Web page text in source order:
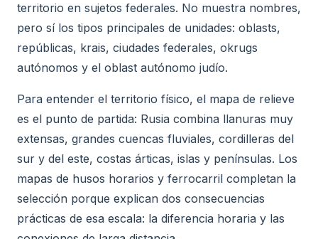
territorio en sujetos federales. No muestra nombres,
pero sí los tipos principales de unidades: oblasts,
repúblicas, krais, ciudades federales, okrugs
autónomos y el oblast autónomo judío.
Para entender el territorio físico, el mapa de relieve
es el punto de partida: Rusia combina llanuras muy
extensas, grandes cuencas fluviales, cordilleras del
sur y del este, costas árticas, islas y penínsulas. Los
mapas de husos horarios y ferrocarril completan la
selección porque explican dos consecuencias
prácticas de esa escala: la diferencia horaria y las